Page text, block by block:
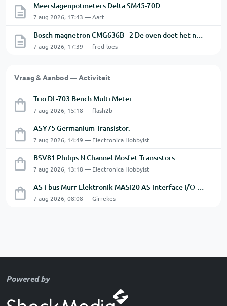
Meerslagenpotmeters Delta SM45-70D
7 aug 2026, 17:43 — Aart
Bosch magnetron CMG636B - 2 De oven doet het niet goed.
7 aug 2026, 17:39 — fred-loes
Vraag & Aanbod — Activiteit
Trio DL-703 Bench Multi Meter
7 aug 2026, 15:18 — flash2b
ASY75 Germanium Transistor.
7 aug 2026, 14:49 — Electronica Hobbyist
BSV81 Philips N Channel Mosfet Transistors.
7 aug 2026, 13:18 — Electronica Hobbyist
AS-i bus Murr Elektronik MASI20 AS-Interface I/O-module 56440
7 aug 2026, 08:08 — Girrekes
Powered by